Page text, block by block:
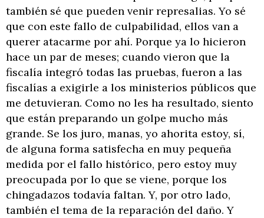
también sé que pueden venir represalias. Yo sé
que con este fallo de culpabilidad, ellos van a
querer atacarme por ahí. Porque ya lo hicieron
hace un par de meses; cuando vieron que la
fiscalía integró todas las pruebas, fueron a las
fiscalías a exigirle a los ministerios públicos que
me detuvieran. Como no les ha resultado, siento
que están preparando un golpe mucho más
grande. Se los juro, manas, yo ahorita estoy, sí,
de alguna forma satisfecha en muy pequeña
medida por el fallo histórico, pero estoy muy
preocupada por lo que se viene, porque los
chingadazos todavía faltan. Y, por otro lado,
también el tema de la reparación del daño. Y